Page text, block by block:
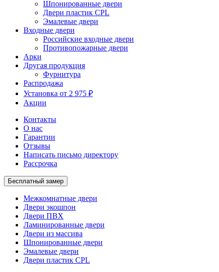
Шпонированные двери
Двери пластик CPL
Эмалевые двери
Входные двери
Российские входные двери
Противопожарные двери
Арки
Другая продукция
Фурнитура
Распродажа
Установка от 2 975 ₽
Акции
Контакты
О нас
Гарантии
Отзывы
Написать письмо директору
Рассрочка
Бесплатный замер
Межкомнатные двери
Двери экошпон
Двери ПВХ
Ламинированные двери
Двери из массива
Шпонированные двери
Эмалевые двери
Двери пластик CPL